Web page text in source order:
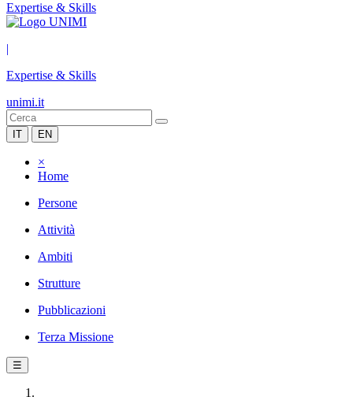
Expertise & Skills
|
Expertise & Skills
unimi.it
IT EN
×
Home
Persone
Attività
Ambiti
Strutture
Pubblicazioni
Terza Missione
☰